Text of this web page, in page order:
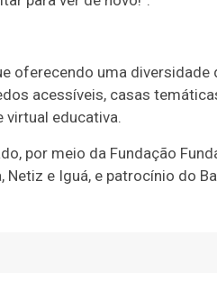
oferecendo uma diversidade
acessíveis, casas
virtual educativa.
por meio da Fundação
Netiz e Iguá, e patrocínio do